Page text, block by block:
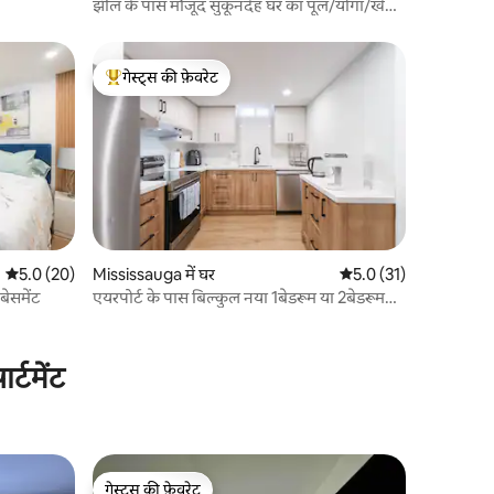
झील के पास मौजूद सुकूनदेह घर का पूल/योगा/खेल
औसत रेटिंग 5 में से 5.0, 20 समीक्षाएँ
5.0 (20)
बेसमेंट
गेस्ट्स का टॉप फ़ेवरेट
गेस्ट्स की फ़ेवरेट
Mississauga में घर औसत रेटिंग 5 में से 5.0,
5.0 (31)
एयरपोर्ट के पास बिल्कुल नया 1बेडरूम या 2बेडरूम
गेस्ट्स की फ़ेवरेट